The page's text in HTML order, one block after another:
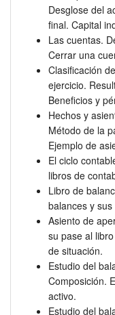
Desglose del
final. Capital
Las cuentas.
Cerrar una
Clasificación
ejercicio.
Beneficios y
Hechos y
Método de la
Ejemplo de
El ciclo
libros de
Libro de
balances y
Asiento de
su pase al
de situación.
Estudio del
Composición.
activo.
Estudio del